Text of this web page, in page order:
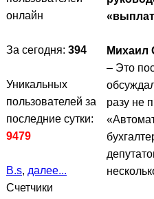
онлайн
За сегодня: 394
Уникальных
пользователей за
последние сутки:
9479
B.s, далее...
Счетчики
Михаил
– Это
разу не